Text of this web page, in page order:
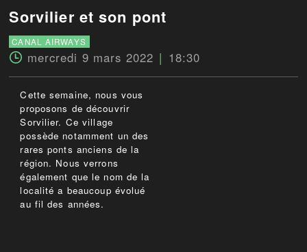
Sorvilier et son pont
CANAL AIRWAYS
mercredi 9 mars 2022 18:30
Cette semaine, nous vous
proposons de découvrir
Sorvilier. Ce village
possède notamment un des
rares ponts anciens de la
région. Nous verrons
également que le nom de la
localité a beaucoup évolué
au fil des années.